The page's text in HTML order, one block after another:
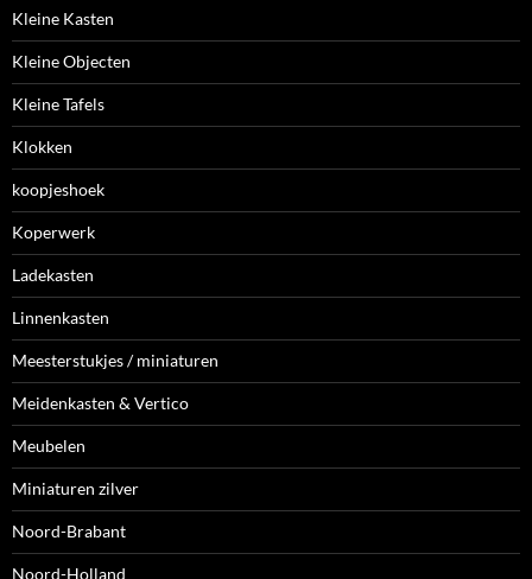
Kleine Kasten
Kleine Objecten
Kleine Tafels
Klokken
koopjeshoek
Koperwerk
Ladekasten
Linnenkasten
Meesterstukjes / miniaturen
Meidenkasten & Vertico
Meubelen
Miniaturen zilver
Noord-Brabant
Noord-Holland